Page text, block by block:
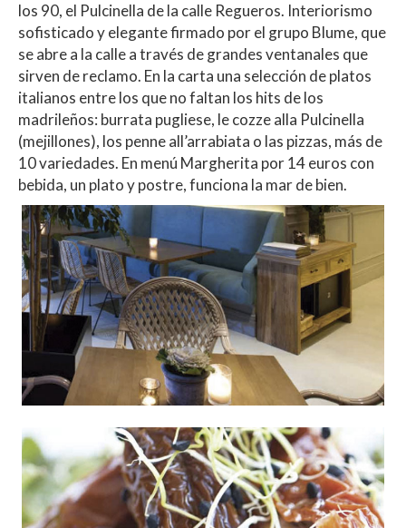
los 90, el Pulcinella de la calle Regueros. Interiorismo
sofisticado y elegante firmado por el grupo Blume, que
se abre a la calle a través de grandes ventanales que
sirven de reclamo. En la carta una selección de platos
italianos entre los que no faltan los hits de los
madrileños: burrata pugliese, le cozze alla Pulcinella
(mejillones), los penne all’arrabiata o las pizzas, más de
10 variedades. En menú Margherita por 14 euros con
bebida, un plato y postre, funciona la mar de bien.